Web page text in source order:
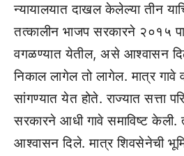
न्यायालयात दाखल केलेल्या तीन
तत्कालीन भाजप सरकारने २०१५
वगळण्यात येतील, असे आश्वासन
निकाल लागेल तो लागेल. मात्र
सांगण्यात येत होते. राज्यात सत्ता
सरकारने आधी गावे समाविष्ट केली.
आश्वासन दिले. मात्र शिवसेनेची